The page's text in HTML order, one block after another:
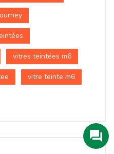
vitres teintées m6
vitre teinte m6